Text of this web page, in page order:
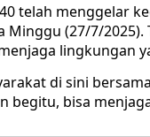
telah menggelar
Minggu (27/7/
lingkungan
di sini
begitu, bisa